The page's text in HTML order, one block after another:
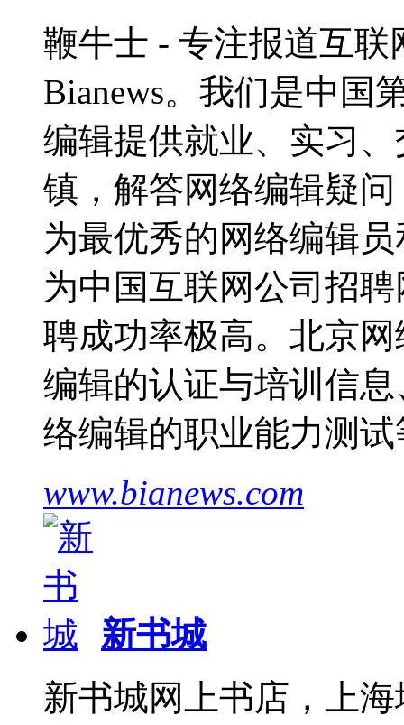
鞭牛士 - 专注报道互联
Bianews。我们是中国
编辑提供就业、实习
镇，解答网络编辑疑
为最优秀的网络编辑
为中国互联网公司招
聘成功率极高。北京
编辑的认证与培训信
络编辑的职业能力测
www.bianews.com
新书城
新书城网上书店，上